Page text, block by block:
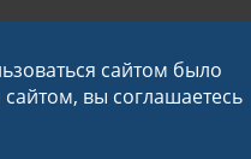
сайтом было
вы соглашаетесь